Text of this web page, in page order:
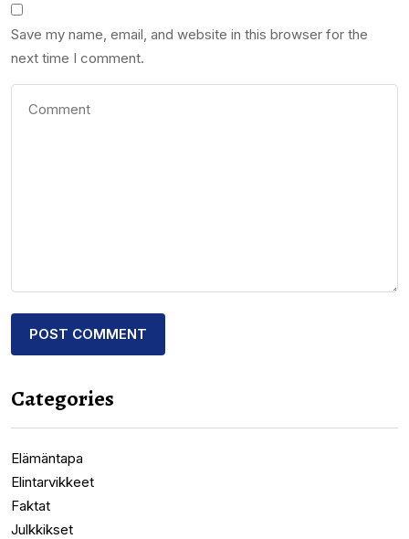
Save my name, email, and website in this browser for the
next time I comment.
Categories
Elämäntapa
Elintarvikkeet
Faktat
Julkkikset